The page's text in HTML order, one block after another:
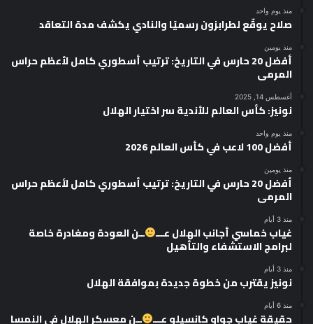
منذ يوم واحد
صلاح يوقّع لطرابزون رسميًا والنادي يكشف مدة التعاقد
منذ يومين
أفضل 20 حارس في التاريخ: ترتيب أسطوري كامل لأعظم حراس
المرمى
أغسطس 14, 2025
نونيز: كأس العالم للأندية سر اختيار الهلال
منذ يوم واحد
أفضل 100 لاعب في كأس العالم 2026
منذ يومين
أفضل 20 حارس في التاريخ: ترتيب أسطوري كامل لأعظم حراس
المرمى
منذ 3 أيام
غياب خماسي أجانب الهلال عـــ ــن العودة ومغادرة خاصة
لبرامج الاستشفاء والتأهيل
منذ 3 أيام
نونيز يقترب من خطوة جديدة بموافقة الهلال
منذ 6 أيام
حقيقة غياب جواو كانسيلو عـــ ــن معسكر الهلال في النمسا